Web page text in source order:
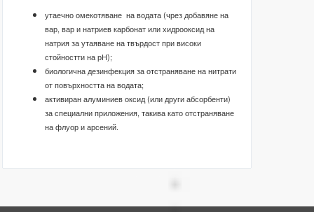
утаечно омекотяване на водата (чрез добавяне на
вар, вар и натриев карбонат или хидрооксид на
натрия за утаяване на твърдост при високи
стойностти на рН);
биологична дезинфекция за отстраняване на нитрати
от повърхността на водата;
активиран алуминиев оксид (или други абсорбенти)
за специални приложения, такива като отстраняване
на флуор и арсений.